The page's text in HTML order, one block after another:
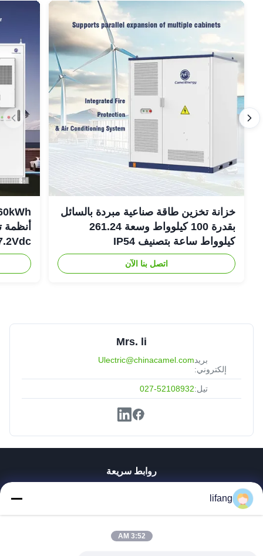
خزانة تخزين طاقة صناعية مبردة بالسائل
بقدرة 100 كيلوواط وسعة 261.24
كيلوواط ساعة بتصنيف IP54
اتصل بنا الآن
أنظمة
307.2Vdc
Mrs. li
بريد
إلكتروني:
Ulectric@chinacamel.com
تيل:027-52108932
روابط سريعة
جولة في المعمل
lifang
3:52 AM